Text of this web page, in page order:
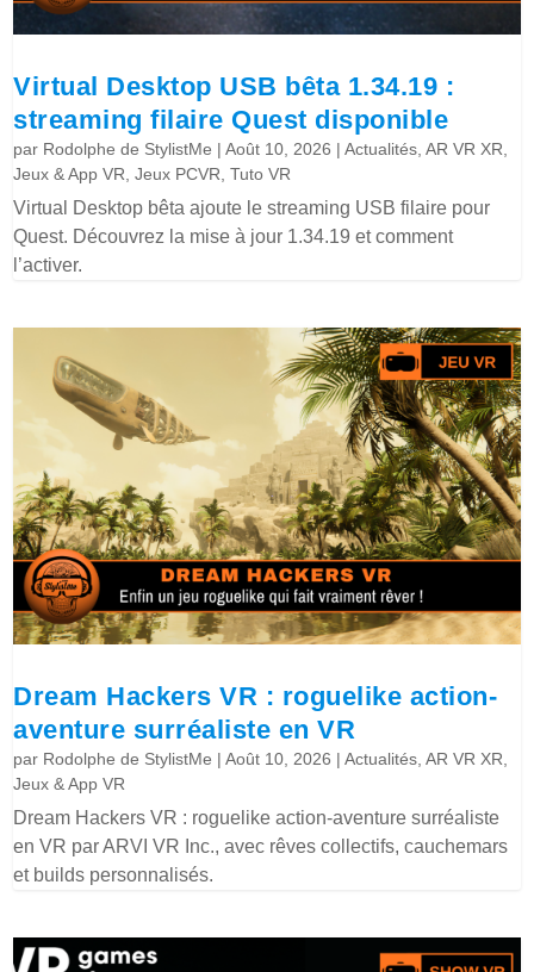
Virtual Desktop USB bêta 1.34.19 :
streaming filaire Quest disponible
par Rodolphe de StylistMe |Août 10, 2026 |Actualités ,AR VR XR
Jeux & App VR ,Jeux PCVR ,Tuto VR
Virtual Desktop bêta ajoute le streaming USB filaire pour
Quest. Découvrez la mise à jour 1.34.19 et comment
l’activer.
Dream Hackers VR : roguelike action-
aventure surréaliste en VR
par Rodolphe de StylistMe |Août 10, 2026 |Actualités ,AR VR XR
Jeux & App VR
Dream Hackers VR : roguelike action-aventure surréaliste
en VR par ARVI VR Inc., avec rêves collectifs, cauchemars
et builds personnalisés.